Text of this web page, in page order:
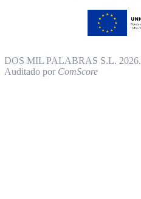
DOS MIL PALABRAS S.L. 2026.
Auditado por ComScore